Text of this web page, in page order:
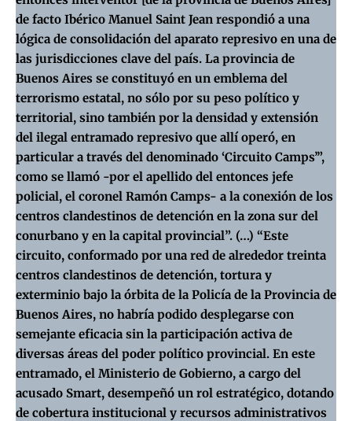
de facto Ibérico Manuel Saint Jean respondió a una
lógica de consolidación del aparato represivo en una de
las jurisdicciones clave del país. La provincia de
Buenos Aires se constituyó en un emblema del
terrorismo estatal, no sólo por su peso político y
territorial, sino también por la densidad y extensión
del ilegal entramado represivo que allí operó, en
particular a través del denominado ‘Circuito Camps’”,
como se llamó -por el apellido del entonces jefe
policial, el coronel Ramón Camps- a la conexión de los
centros clandestinos de detención en la zona sur del
conurbano y en la capital provincial”. (…) “Este
circuito, conformado por una red de alrededor treinta
centros clandestinos de detención, tortura y
exterminio bajo la órbita de la Policía de la Provincia de
Buenos Aires, no habría podido desplegarse con
semejante eficacia sin la participación activa de
diversas áreas del poder político provincial. En este
entramado, el Ministerio de Gobierno, a cargo del
acusado Smart, desempeñó un rol estratégico, dotando
de cobertura institucional y recursos administrativos